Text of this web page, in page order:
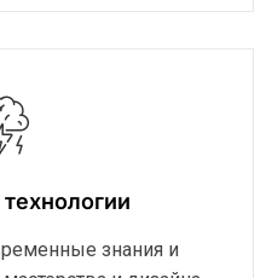
знания и